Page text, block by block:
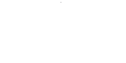
construit en 1948
Chauffage central :